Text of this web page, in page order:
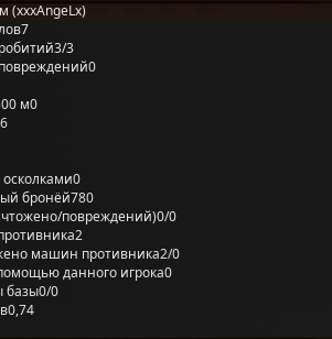
(xxxAngeLx)
7
3/3
0
м0
6
0
бронёй780
повреждений)0/0
2
машин противника2/0
данного игрока0
базы0/0
0,74